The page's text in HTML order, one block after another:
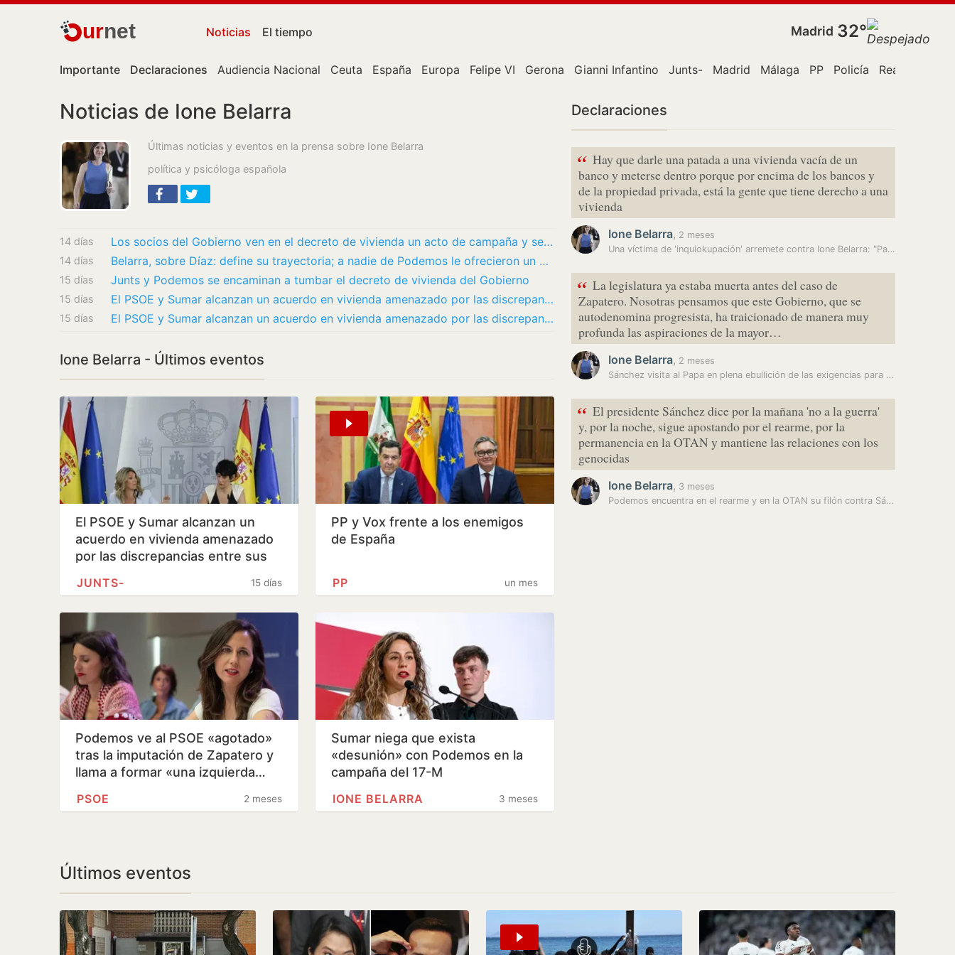
urnet Noticias El tiempo Madrid 32°
Importante Declaraciones Audiencia Nacional Ceuta España Europa Felipe VI Gerona Gianni Infantino Junts- Madrid Málaga PP Policía Real Madrid
Noticias de Ione Belarra
Últimas noticias y eventos en la prensa sobre Ione Belarra
política y psicóloga española
14 días Los socios del Gobierno ven en el decreto de vivienda un acto de campaña y se preparan…
14 días Belarra, sobre Díaz: define su trayectoria; a nadie de Podemos le ofrecieron un «puestazo»
15 días Junts y Podemos se encaminan a tumbar el decreto de vivienda del Gobierno
15 días El PSOE y Sumar alcanzan un acuerdo en vivienda amenazado por las discrepancias entre sus…
15 días El PSOE y Sumar alcanzan un acuerdo en vivienda amenazado por las discrepancias entre sus…
Ione Belarra - Últimos eventos
El PSOE y Sumar alcanzan un
acuerdo en vivienda amenazado
por las discrepancias entre sus
15 días
JUNTS-
PP y Vox frente a los enemigos
de España
un mes
PP
Podemos ve al PSOE «agotado»
tras la imputación de Zapatero y
llama a formar «una izquierda…
2 meses
PSOE
Sumar niega que exista
«desunión» con Podemos en la
campaña del 17-M
3 meses
IONE BELARRA
Declaraciones
“ Hay que darle una patada a una vivienda vacía de un
banco y meterse dentro porque por encima de los bancos y
de la propiedad privada, está la gente que tiene derecho a una
vivienda
Ione Belarra, 2 meses
Una víctima de 'inquiokupación' arremete contra Ione Belarra: "Parece…
“ La legislatura ya estaba muerta antes del caso de
Zapatero. Nosotras pensamos que este Gobierno, que se
autodenomina progresista, ha traicionado de manera muy
profunda las aspiraciones de la mayor…
Ione Belarra, 2 meses
Sánchez visita al Papa en plena ebullición de las exigencias para que…
“ El presidente Sánchez dice por la mañana 'no a la guerra'
y, por la noche, sigue apostando por el rearme, por la
permanencia en la OTAN y mantiene las relaciones con los
genocidas
Ione Belarra, 3 meses
Podemos encuentra en el rearme y en la OTAN su filón contra Sánchez:…
Últimos eventos